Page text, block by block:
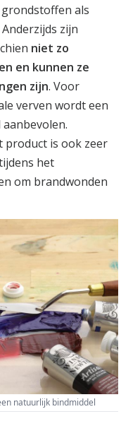
als
zijn
niet zo
en kunnen ze
zijn. Voor
verven wordt een
aanbevolen.
product is ook zeer
het
om brandwonden
natuurlijk bindmiddel